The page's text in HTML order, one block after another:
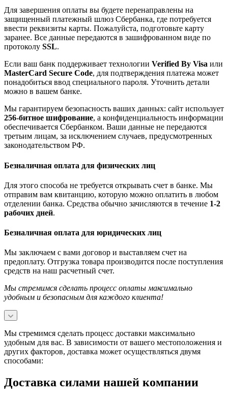
Для завершения оплаты вы будете перенаправлены на
защищенный платежный шлюз Сбербанка, где потребуется
ввести реквизиты карты. Пожалуйста, подготовьте карту
заранее. Все данные передаются в зашифрованном виде по
протоколу SSL.
Если ваш банк поддерживает технологии Verified By Visa или
MasterCard Secure Code, для подтверждения платежа может
понадобиться ввод специального пароля. Уточнить детали
можно в вашем банке.
Мы гарантируем безопасность ваших данных: сайт использует
256-битное шифрование, а конфиденциальность информации
обеспечивается Сбербанком. Ваши данные не передаются
третьим лицам, за исключением случаев, предусмотренных
законодательством РФ.
Безналичная оплата для физических лиц
Для этого способа не требуется открывать счет в банке. Мы
отправим вам квитанцию, которую можно оплатить в любом
отделении банка. Средства обычно зачисляются в течение 1-2
рабочих дней.
Безналичная оплата для юридических лиц
Мы заключаем с вами договор и выставляем счет на
предоплату. Отгрузка товара производится после поступления
средств на наш расчетный счет.
Мы стремимся сделать процесс оплаты максимально
удобным и безопасным для каждого клиента!
Мы стремимся сделать процесс доставки максимально
удобным для вас. В зависимости от вашего местоположения и
других факторов, доставка может осуществляться двумя
способами:
Доставка силами нашей компании